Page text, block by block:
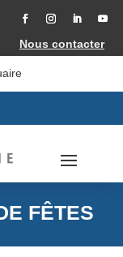
Nous contacter
FÊTES